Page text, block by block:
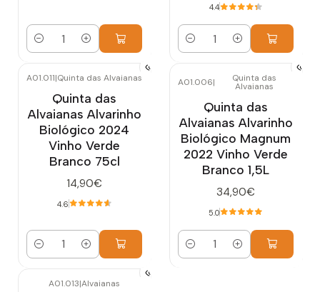
Quantidade
4.4
Quantidade
A01.011|Quinta das Alvaianas
Quinta das
Alvaianas Alvarinho
Biológico 2024
Vinho Verde
Branco 75cl
14,90€
4.6
Quantidade
A01.006| Quinta das
Alvaianas
Quinta das
Alvaianas Alvarinho
Biológico Magnum
2022 Vinho Verde
Branco 1,5L
34,90€
5.0
Quantidade
A01.013|Alvaianas